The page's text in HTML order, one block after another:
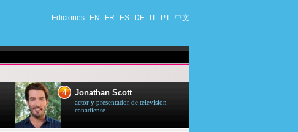
Ediciones EN FR ES DE IT PT 中文
4 Jonathan Scott
actor y presentador de televisión
canadiense